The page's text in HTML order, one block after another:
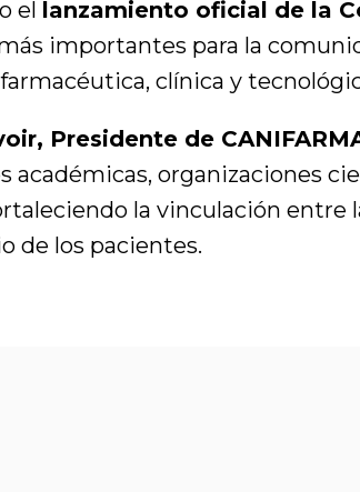
el lanzamiento oficial de la
importantes para la
clínica y
Presidente de
organizaciones
la vinculación entre
de los pacientes.